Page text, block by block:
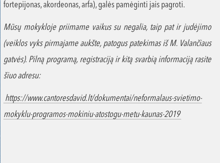
fortepijonas, akordeonas, arfa), galės pamėginti jais pagroti.
Mūsų mokykloje priimame vaikus su negalia, taip pat ir judėjimo
(veiklos vyks pirmajame aukšte, patogus patekimas iš M. Valančiaus
gatvės). Pilną programą, registraciją ir kitą svarbią informaciją rasite
šiuo adresu:
https://www.cantoresdavid.lt/dokumentai/neformalaus-svietimo-
mokyklu-programos-mokiniu-atostogu-metu-kaunas-2019